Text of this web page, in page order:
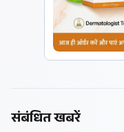
संबंधित खबरें